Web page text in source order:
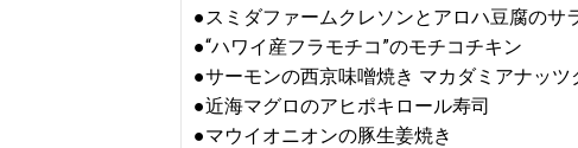
●スミダファームクレソンとアロハ豆腐のサ
●“ハワイ産フラモチコ”のモチコチキン
●サーモンの西京味噌焼き マカダミアナッツ
●近海マグロのアヒポキロール寿司
●マウイオニオンの豚生姜焼き